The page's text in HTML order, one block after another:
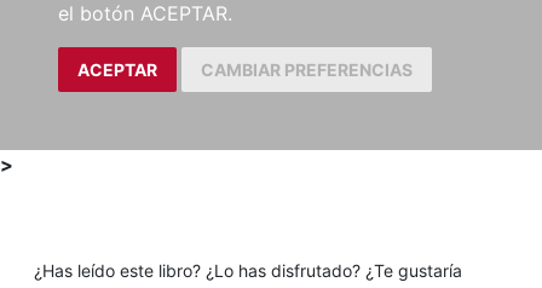
el botón ACEPTAR.
ACEPTAR CAMBIAR PREFERENCIAS
>
¿Has leído este libro? ¿Lo has disfrutado? ¿Te gustaría